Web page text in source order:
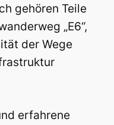
gehören Teile
„E6“,
der Wege
erfahrene